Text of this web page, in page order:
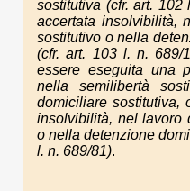
sostitutiva (cfr. art.
accertata insolvibilità,
sostitutivo o nella
(cfr. art. 103 l. n. 689/
essere eseguita una
nella semilibertà
domiciliare sostitutiva,
insolvibilità, nel lavoro
o nella detenzione
l. n. 689/81).